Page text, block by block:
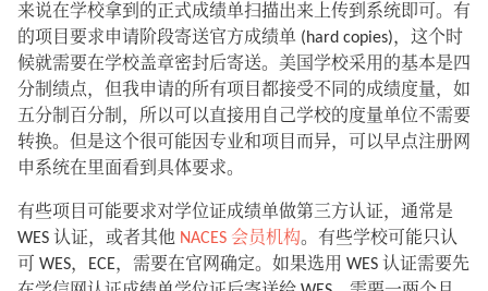
来说在学校拿到的正式成绩单扫描出来上传到系统即可。有
的项目要求申请阶段寄送官方成绩单 (hard copies)，这个时
候就需要在学校盖章密封后寄送。美国学校采用的基本是四
分制绩点，但我申请的所有项目都接受不同的成绩度量，如
五分制百分制，所以可以直接用自己学校的度量单位不需要
转换。但是这个很可能因专业和项目而异，可以早点注册网
申系统在里面看到具体要求。
有些项目可能要求对学位证成绩单做第三方认证，通常是
WES 认证，或者其他 NACES 会员机构。有些学校可能只认
可 WES，ECE，需要在官网确定。如果选用 WES 认证需要先